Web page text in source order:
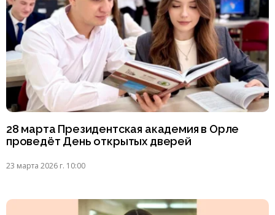
28 марта Президентская академия в Орле
проведёт День открытых дверей
23 марта 2026 г. 10:00